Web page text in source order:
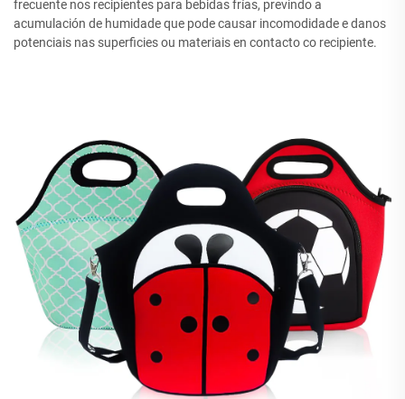
frecuente nos recipientes para bebidas frías, previndo a
acumulación de humidade que pode causar incomodidade e danos
potenciais nas superficies ou materiais en contacto co recipiente.